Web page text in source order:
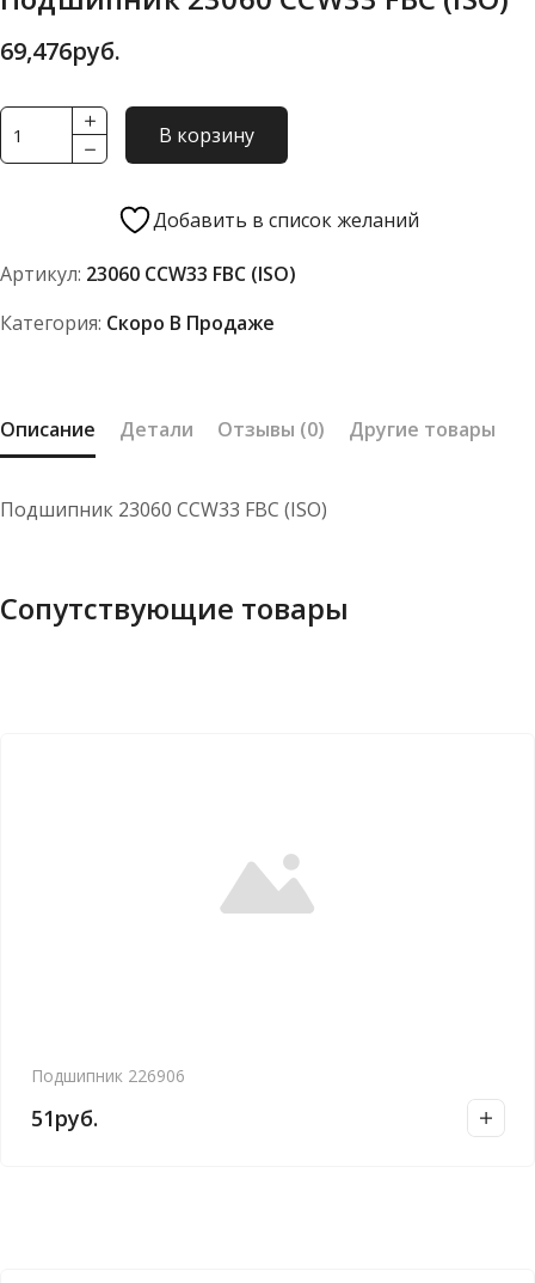
69,476руб.
Количество
товара
FBC
В корзину
Добавить в список желаний
Артикул: 23060 CCW33 FBC (ISO)
Категория: Скоро В Продаже
Описание Детали Отзывы (0) Другие товары
Подшипник 23060 CCW33 FBC (ISO)
Сопутствующие товары
Подшипник 226906
51руб.